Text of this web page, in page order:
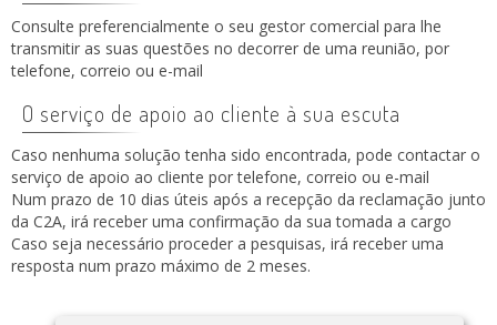
Consulte preferencialmente o seu gestor comercial para lhe
transmitir as suas questões no decorrer de uma reunião, por
telefone, correio ou e-mail
O serviço de apoio ao cliente à sua escuta
Caso nenhuma solução tenha sido encontrada, pode contactar o
serviço de apoio ao cliente por telefone, correio ou e-mail
Num prazo de 10 dias úteis após a recepção da reclamação junto
da C2A, irá receber uma confirmação da sua tomada a cargo
Caso seja necessário proceder a pesquisas, irá receber uma
resposta num prazo máximo de 2 meses.